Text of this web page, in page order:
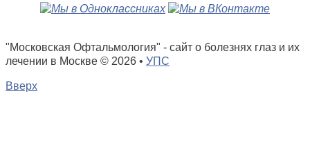
"Московская Офтальмология" - сайт о болезнях глаз и их
лечении в Москве © 2026 • УПС
Вверх